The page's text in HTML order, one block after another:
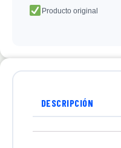
Producto original
DESCRIPCIÓN